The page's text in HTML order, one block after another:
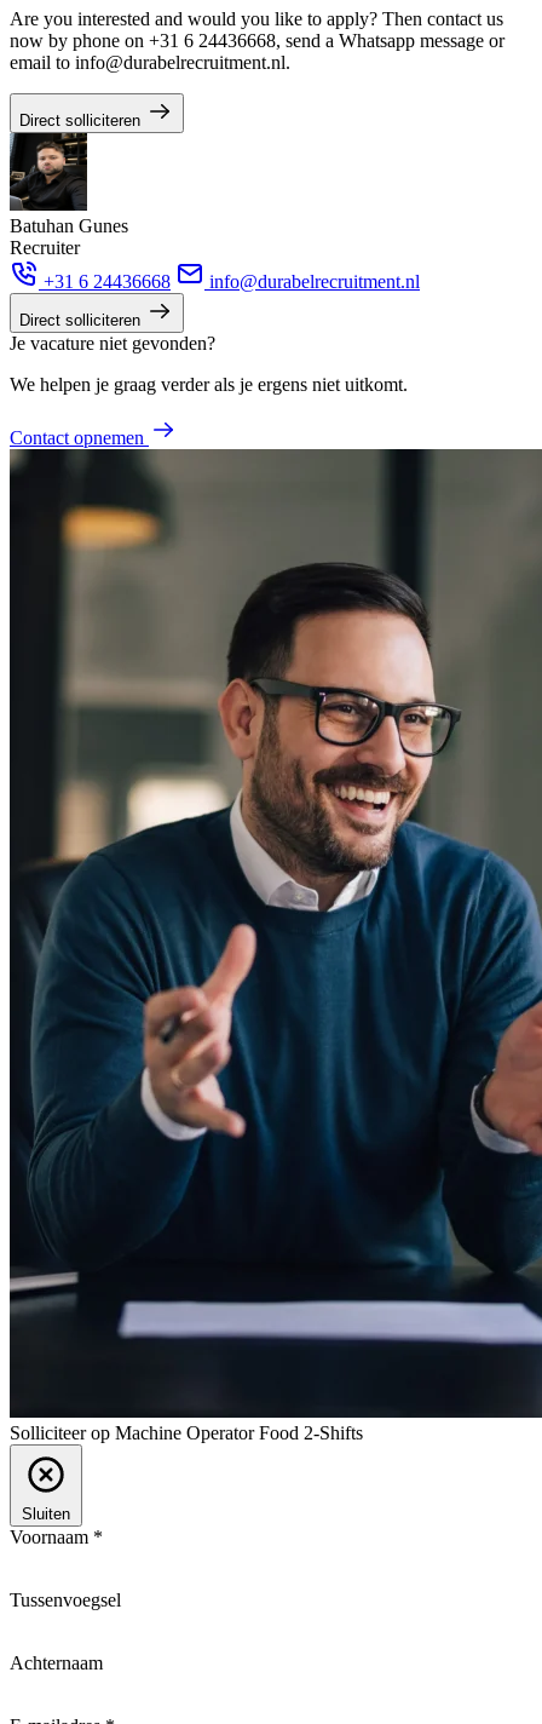
Are you interested and would you like to apply? Then contact us
now by phone on +31 6 24436668, send a Whatsapp message or
email to info@durabelrecruitment.nl.
Direct solliciteren
Batuhan Gunes
Recruiter
+31 6 24436668
info@durabelrecruitment.nl
Direct solliciteren
Je vacature niet gevonden?
We helpen je graag verder als je ergens niet uitkomt.
Contact opnemen
Solliciteer op Machine Operator Food 2-Shifts
Sluiten
Voornaam *
Tussenvoegsel
Achternaam